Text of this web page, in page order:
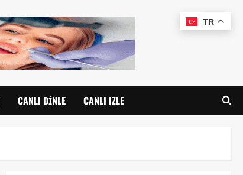
CANLI DINLE CANLI IZLE
TR